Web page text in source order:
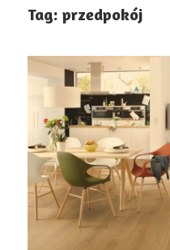
Tag: przedpokój